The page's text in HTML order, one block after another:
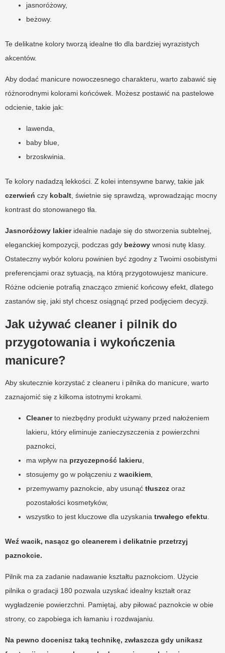
jasnoróżowy,
beżowy.
Te delikatne kolory tworzą idealne tło dla bardziej wyrazistych
akcentów.
Aby dodać manicure nowoczesnego charakteru, warto zabawić się
różnorodnymi kolorami końcówek. Możesz postawić na pastelowe
odcienie, takie jak:
lawenda,
baby blue,
brzoskwinia.
Te kolory nadadzą lekkości. Z kolei intensywne barwy, takie jak
czerwień czy kobalt , świetnie się sprawdzą, wprowadzając mocny
kontrast do stonowanego tła.
Jasnoróżowy lakieridealnie nadaje się do stworzenia subtelnej,
eleganckiej kompozycji, podczas gdy beżowy wnosi nutę klasy.
Ostateczny wybór koloru powinien być zgodny z Twoimi osobistymi
preferencjami oraz sytuacją, na którą przygotowujesz manicure.
Różne odcienie potrafią znacząco zmienić końcowy efekt, dlatego
zastanów się, jaki styl chcesz osiągnąć przed podjęciem decyzji.
Jak używać cleaner i pilnik do
przygotowania i wykończenia
manicure?
Aby skutecznie korzystać z cleaneru i pilnika do manicure, warto
zaznajomić się z kilkoma istotnymi krokami.
Cleanerto niezbędny produkt używany przed nałożeniem
lakieru, który eliminuje zanieczyszczenia z powierzchni
paznokci,
ma wpływ na przyczepność lakieru
stosujemy go w połączeniu z wacikiem
przemywamy paznokcie, aby usunąć tłuszcz oraz
pozostałości kosmetyków,
wszystko to jest kluczowe dla uzyskania trwałego efektu
Weź wacik, nasącz go cleanerem i delikatnie przetrzyj
paznokcie.
Pilnik ma za zadanie nadawanie kształtu paznokciom. Użycie
pilnika o gradacji 180 pozwala uzyskać idealny kształt oraz
wygładzenie powierzchni. Pamiętaj, aby piłować paznokcie w obie
strony, co zapobiega ich łamaniu i rozdwajaniu.
Na pewno docenisz taką technikę, zwłaszcza gdy unikasz